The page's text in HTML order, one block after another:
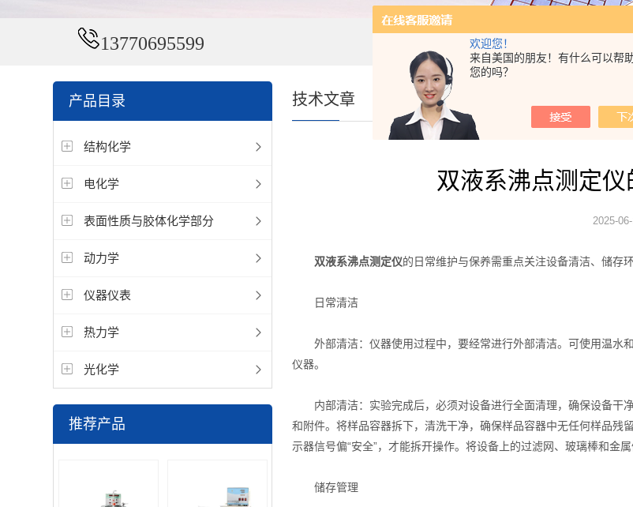
欢迎您！
来自美国的朋友！有什么可以帮
您的吗？
13770695599
产品目录
结构化学
电化学
表面性质与胶体化学部分
动力学
仪器仪表
热力学
光化学
推荐产品
技术文章
双液系沸点测定
2025-
双液系沸点测定仪的日常维护与保养需重点关注设备清洁、储存
日常清洁
外部清洁：仪器使用过程中，要经常进行外部清洁。可使用温水
仪器。
内部清洁：实验完成后，必须对设备进行全面清理，确保设备干
和附件。将样品容器拆下，清洗干净，确保样品容器中无任何样品
示器信号偏“安全”，才能拆开操作。将设备上的过滤网、玻璃棒和金属
储存管理